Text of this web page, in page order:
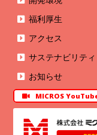
福利厚生
アクセス
サステナビリティ
お知らせ
MICROS